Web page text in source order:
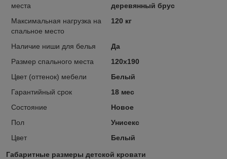
места
деревянный брус
Максимальная нагрузка на
спальное место
120 кг
Наличие ниши для белья
Да
Размер спального места
120х190
Цвет (оттенок) мебели
Белый
Гарантийный срок
18 мес
Состояние
Новое
Пол
Унисекс
Цвет
Белый
Габаритные размеры детской кровати